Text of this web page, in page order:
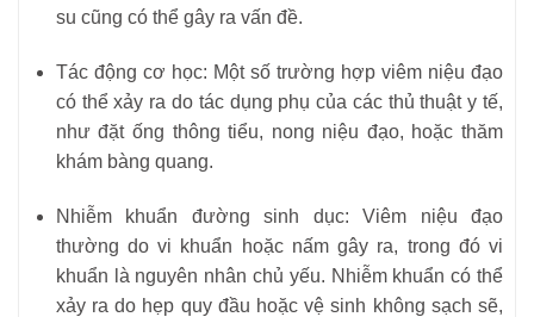
su cũng có thể gây ra vấn đề.
Tác động cơ học: Một số trường hợp viêm niệu đạo
có thể xảy ra do tác dụng phụ của các thủ thuật y tế,
như đặt ống thông tiểu, nong niệu đạo, hoặc thăm
khám bàng quang.
Nhiễm khuẩn đường sinh dục: Viêm niệu đạo
thường do vi khuẩn hoặc nấm gây ra, trong đó vi
khuẩn là nguyên nhân chủ yếu. Nhiễm khuẩn có thể
xảy ra do hẹp quy đầu hoặc vệ sinh không sạch sẽ,